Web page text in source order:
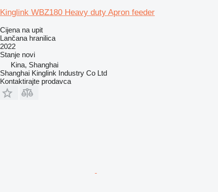
Kinglink WBZ180 Heavy duty Apron feeder
Cijena na upit
Lančana hranilica
2022
Stanje novi
Kina, Shanghai
Shanghai Kinglink Industry Co Ltd
Kontaktirajte prodavca